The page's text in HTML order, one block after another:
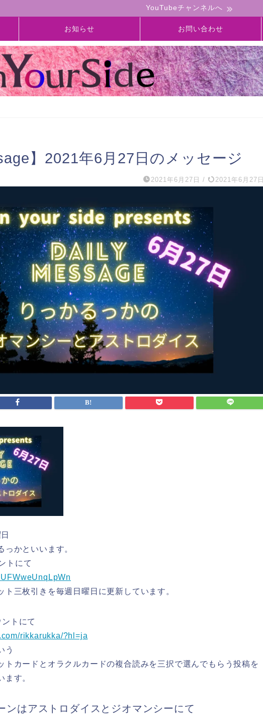
YouTubeチャンネルへ
お知らせ お問い合わせ
】2021年6月27日のメッセージ
2021年6月27日 / 2021年6月27日
っかといいます。
トにて
ト三枚引きを毎週日曜日に更新しています。
トにて
rikkarukka/?hl=ja
う
トカードとオラクルカードの複合読みを三択で選んでもらう投稿を
ます。
ンはアストロダイスとジオマンシーにて